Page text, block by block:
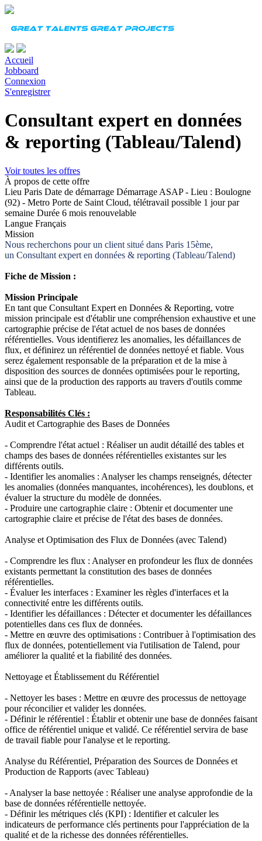
Accueil
Jobboard
Connexion
S'enregistrer
Consultant expert en données
& reporting (Tableau/Talend)
Voir toutes les offres
À propos de cette offre
Lieu Paris Date de démarrage Démarrage ASAP - Lieu : Boulogne
(92) - Metro Porte de Saint Cloud, télétravail possible 1 jour par
semaine Durée 6 mois renouvelable
Langue Français
Mission
Nous recherchons pour un client situé dans Paris 15ème,
un Consultant expert en données & reporting (Tableau/Talend)
Fiche de Mission :
Mission Principale
En tant que Consultant Expert en Données & Reporting, votre
mission principale est d'établir une compréhension exhaustive et une
cartographie précise de l'état actuel de nos bases de données
référentielles. Vous identifierez les anomalies, les défaillances de
flux, et définirez un référentiel de données nettoyé et fiable. Vous
serez également responsable de la préparation et de la mise à
disposition des sources de données optimisées pour le reporting,
ainsi que de la production des rapports au travers d'outils comme
Tableau.
Responsabilités Clés :
Audit et Cartographie des Bases de Données
- Comprendre l'état actuel : Réaliser un audit détaillé des tables et
champs des bases de données référentielles existantes sur les
différents outils.
- Identifier les anomalies : Analyser les champs renseignés, détecter
les anomalies (données manquantes, incohérences), les doublons, et
évaluer la structure du modèle de données.
- Produire une cartographie claire : Obtenir et documenter une
cartographie claire et précise de l'état des bases de données.
Analyse et Optimisation des Flux de Données (avec Talend)
- Comprendre les flux : Analyser en profondeur les flux de données
existants permettant la constitution des bases de données
référentielles.
- Évaluer les interfaces : Examiner les règles d'interfaces et la
connectivité entre les différents outils.
- Identifier les défaillances : Détecter et documenter les défaillances
potentielles dans ces flux de données.
- Mettre en œuvre des optimisations : Contribuer à l'optimisation des
flux de données, potentiellement via l'utilisation de Talend, pour
améliorer la qualité et la fiabilité des données.
Nettoyage et Établissement du Référentiel
- Nettoyer les bases : Mettre en œuvre des processus de nettoyage
pour réconcilier et valider les données.
- Définir le référentiel : Établir et obtenir une base de données faisant
office de référentiel unique et validé. Ce référentiel servira de base
de travail fiable pour l'analyse et le reporting.
Analyse du Référentiel, Préparation des Sources de Données et
Production de Rapports (avec Tableau)
- Analyser la base nettoyée : Réaliser une analyse approfondie de la
base de données référentielle nettoyée.
- Définir les métriques clés (KPI) : Identifier et calculer les
indicateurs de performance clés pertinents pour l'appréciation de la
qualité et de la richesse des données référentielles.